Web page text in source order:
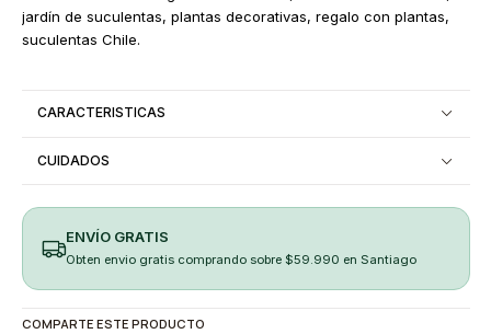
jardín de suculentas, plantas decorativas, regalo con plantas,
suculentas Chile.
CARACTERISTICAS
CUIDADOS
ENVÍO GRATIS
Obten envio gratis comprando sobre $59.990 en Santiago
COMPARTE ESTE PRODUCTO